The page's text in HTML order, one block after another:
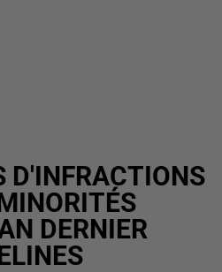
D'INFRACTIONS
DERNIER